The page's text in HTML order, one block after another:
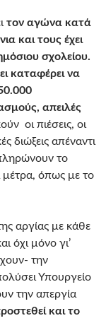
τον αγώνα κατά
και τους έχει
σχολείου.
καταφέρει να
απειλές
οι πιέσεις, οι
διώξεις απέναντι
το
μέτρα, όπως με το
αργίας με κάθε
όχι μόνο γι’
την
Υπουργείο
την απεργία
και το